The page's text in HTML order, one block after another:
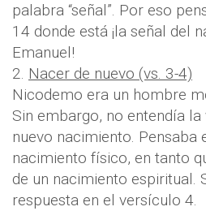
palabra “señal”. Por eso
14 donde está ¡la señal del
Emanuel!
2. Nacer de nuevo (vs. 3-4)
Nicodemo era un hombre
Sin embargo, no entendía
nuevo nacimiento. Pensaba
nacimiento físico, en tanto
de un nacimiento espiritual.
respuesta en el versículo 4.